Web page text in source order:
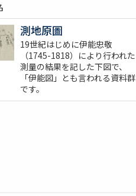
測地原圖
19世紀はじめに伊能忠敬
（1745-1818）により行われた
測量の結果を記した下図で、
「伊能図」とも言われる資料群
です。